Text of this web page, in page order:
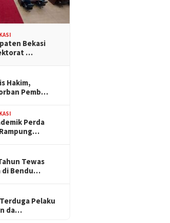
Bekasi
…
Hakim,
Pemb…
Perda
Tewas
di Bendu…
Pelaku
da…